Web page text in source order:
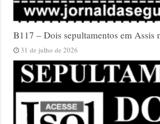
B117 – Dois sepultamentos em Assis
31 de julho de 2026